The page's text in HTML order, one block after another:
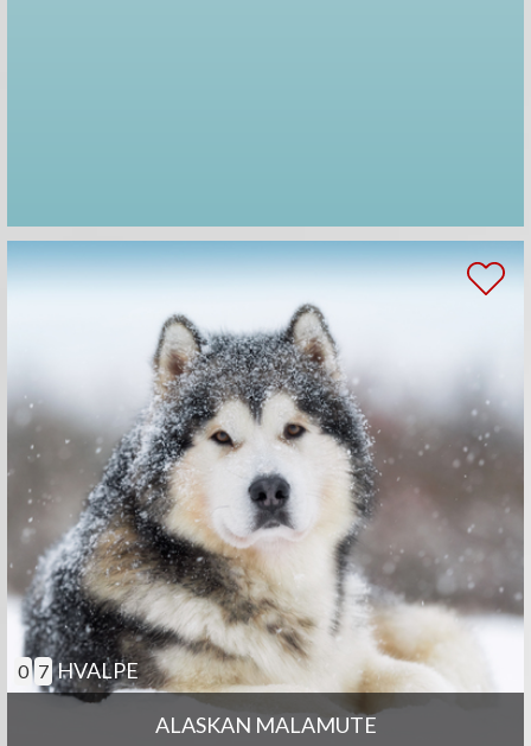
ALASKAN MALAMUTE
0 7 HVALPE